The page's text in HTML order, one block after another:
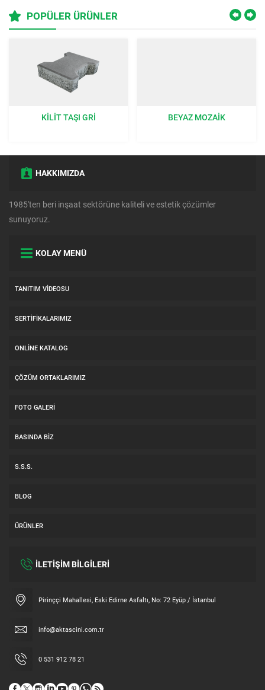
POPÜLER ÜRÜNLER
BEYAZ MOZAIK
ÇIM TAŞI GRI 40X60X8 CM:
HAKKIMIZDA
1985'ten beri inşaat sektörüne kaliteli ve estetik çözümler
sunuyoruz.
KOLAY MENÜ
TANITIM VIDEOSU
SERTIFIKALARIMIZ
ONLINE KATALOG
ÇÖZÜM ORTAKLARIMIZ
FOTO GALERI
BASINDA BIZ
S.S.S.
BLOG
ÜRÜNLER
İLETİŞİM BİLGİLERİ
Pirinççi Mahallesi, Eski Edirne Asfaltı, No: 72 Eyüp / İstanbul
info@aktascini.com.tr
0 531 912 78 21